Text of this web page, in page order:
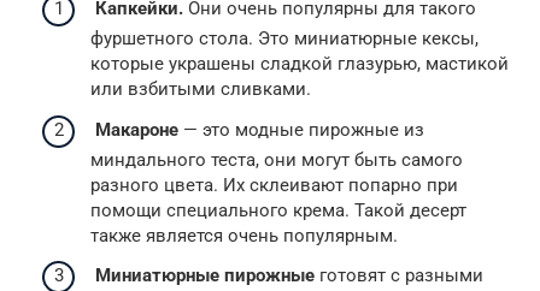
Капкейки. Они очень популярны для такого
фуршетного стола. Это миниатюрные кексы,
которые украшены сладкой глазурью, мастикой
или взбитыми сливками.
Макароне — это модные пирожные из
миндального теста, они могут быть самого
разного цвета. Их склеивают попарно при
помощи специального крема. Такой десерт
также является очень популярным.
Миниатюрные пирожные готовят с разными